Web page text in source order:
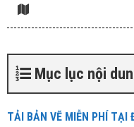
Mục lục nội
TẢI BẢN VẼ MIỄN PHÍ TẠI